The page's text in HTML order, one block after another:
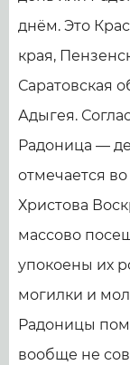
днём. Это
края,
Саратовская
Адыгея.
Радоница —
отмечается
Христова
массово
упокоены их
могилки и
Радоницы
вообще не